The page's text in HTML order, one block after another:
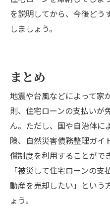
を説明してから、今後どう
しましょう。
まとめ
地震や台風などによって家
則、住宅ローンの支払いが
ん。ただし、国や自治体に
険、自然災害債務整理ガイ
償制度を利用することがで
「被災して住宅ローンの
動産を売却したい」という
ょう。